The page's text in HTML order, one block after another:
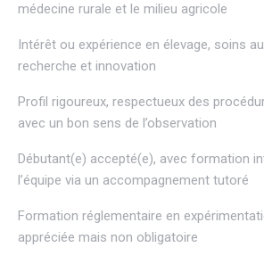
médecine rurale et le milieu agricole
Intérêt ou expérience en élevage, soins
recherche et innovation
Profil rigoureux, respectueux des
avec un bon sens de l’observation
Débutant(e) accepté(e), avec formation
l’équipe via un accompagnement tutoré
Formation réglementaire en
appréciée mais non obligatoire